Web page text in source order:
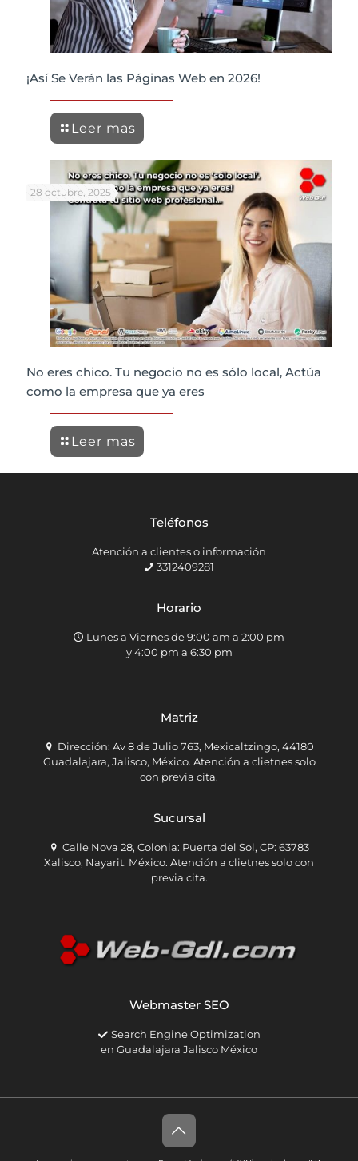
¡Así Se Verán las Páginas Web en 2026!
Leer mas
28 octubre, 2025
No eres chico. Tu negocio no es sólo local, Actúa
como la empresa que ya eres
Leer mas
Teléfonos
Atención a clientes o información
3312409281
Horario
Lunes a Viernes de 9:00 am a 2:00 pm
y 4:00 pm a 6:30 pm
Matriz
Dirección: Av 8 de Julio 763, Mexicaltzingo, 44180
Guadalajara, Jalisco, México. Atención a clietnes solo
con previa cita.
Sucursal
Calle Nova 28, Colonia: Puerta del Sol, CP: 63783
Xalisco, Nayarit. México. Atención a clietnes solo con
previa cita.
Webmaster SEO
Search Engine Optimization
en Guadalajara Jalisco México